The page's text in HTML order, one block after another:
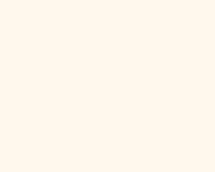
件的T大心理系新生，认为脑波现象背后大有乾坤
视的事实──超能力者的存在──而这项事实，竟
觉。